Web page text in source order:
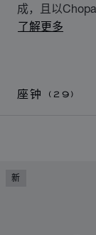
成，且以
准计时与优雅
了解更多
座钟(29)
新